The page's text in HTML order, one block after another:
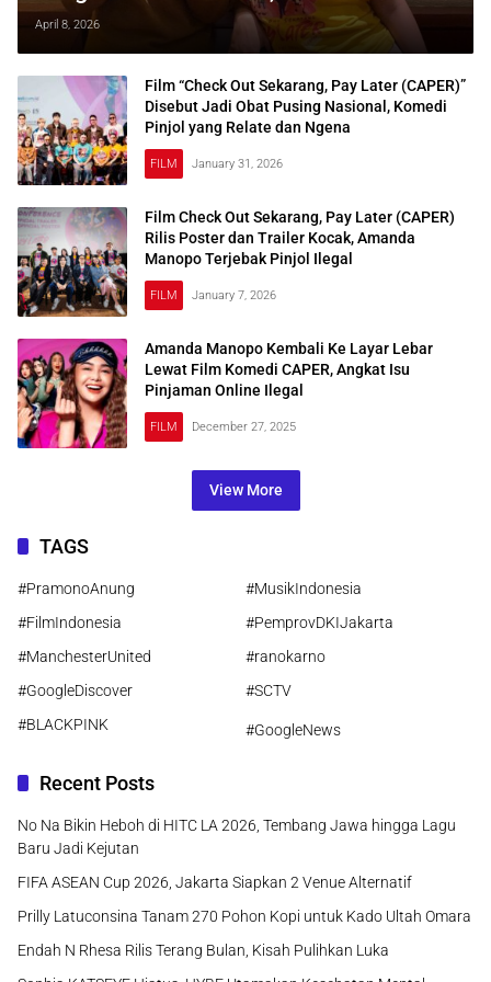
Manopo Bongkar Kondisinya
April 8, 2026
Film “Check Out Sekarang, Pay Later (CAPER)”
Disebut Jadi Obat Pusing Nasional, Komedi
Pinjol yang Relate dan Ngena
FILM January 31, 2026
Film Check Out Sekarang, Pay Later (CAPER)
Rilis Poster dan Trailer Kocak, Amanda
Manopo Terjebak Pinjol Ilegal
FILM January 7, 2026
Amanda Manopo Kembali Ke Layar Lebar
Lewat Film Komedi CAPER, Angkat Isu
Pinjaman Online Ilegal
FILM December 27, 2025
View More
TAGS
#PramonoAnung
#MusikIndonesia
#FilmIndonesia
#PemprovDKIJakarta
#ManchesterUnited
#ranokarno
#GoogleDiscover
#SCTV
#BLACKPINK
#GoogleNews
Recent Posts
No Na Bikin Heboh di HITC LA 2026, Tembang Jawa hingga Lagu
Baru Jadi Kejutan
FIFA ASEAN Cup 2026, Jakarta Siapkan 2 Venue Alternatif
Prilly Latuconsina Tanam 270 Pohon Kopi untuk Kado Ultah Omara
Endah N Rhesa Rilis Terang Bulan, Kisah Pulihkan Luka